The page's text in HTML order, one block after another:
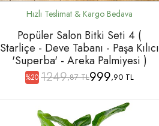
Popüler Salon Bitki Seti 4 (
Starliçe - Deve Tabanı - Paşa Kılıcı
'Superba' - Areka Palmiyesi )
%20 1249,87 TL999,90 TL